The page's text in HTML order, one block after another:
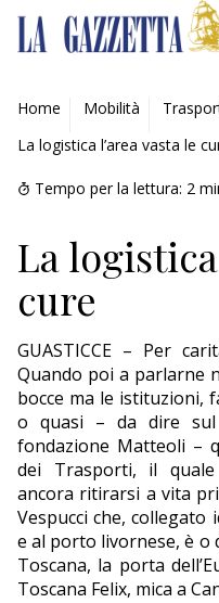
AMBIENTE
MOBILITÀ
INDUSTRIA
RICERCA
ECONOMIA
TURISMO
CULTURA
NAUTICA
EDITORIALI
Home Mobilità
La logistica l’area vasta le
Tempo per la lettura: 2
La
cure
GUASTICCE – Per
Quando poi a parlarne
bocce ma le istituzioni,
o quasi – da dire sul
fondazione Matteoli –
dei Trasporti, il quale
ancora ritirarsi a vita
Vespucci che, collegato
e al porto livornese, è o
Toscana, la porta
Toscana Felix, mica a